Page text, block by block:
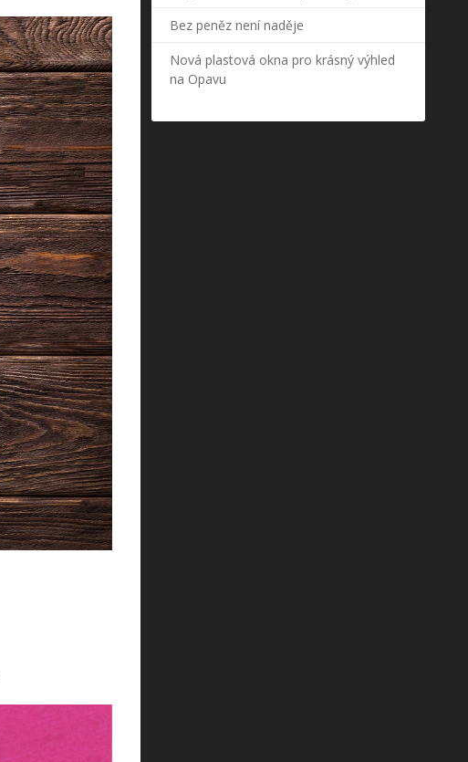
Bez peněz není naděje
Nová plastová okna pro krásný výhled
na Opavu